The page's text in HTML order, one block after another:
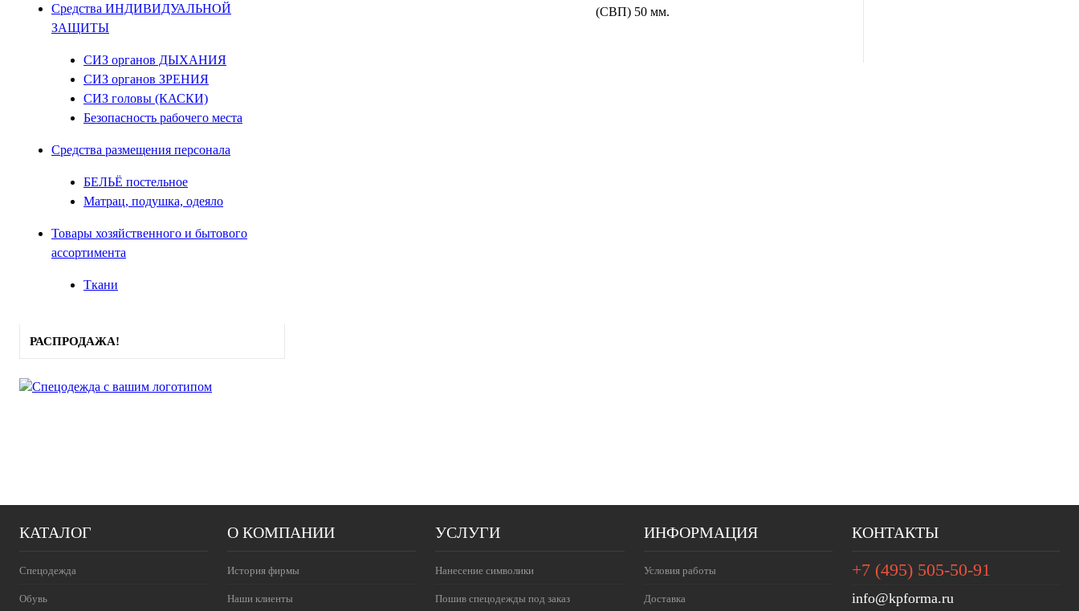
Средства ИНДИВИДУАЛЬНОЙ
ЗАЩИТЫ
СИЗ органов ДЫХАНИЯ
СИЗ органов ЗРЕНИЯ
СИЗ головы (КАСКИ)
Безопасность рабочего места
Средства размещения персонала
БЕЛЬЁ постельное
Матрац, подушка, одеяло
Товары хозяйственного и бытового
ассортимента
Ткани
РАСПРОДАЖА!
(СВП) 50 мм.
КАТАЛОГ
Спецодежда
Обувь
О КОМПАНИИ
История фирмы
Наши клиенты
УСЛУГИ
Нанесение символики
Пошив спецодежды под заказ
ИНФОРМАЦИЯ
Условия работы
Доставка
КОНТАКТЫ
+7 (495) 505-50-91
info@kpforma.ru